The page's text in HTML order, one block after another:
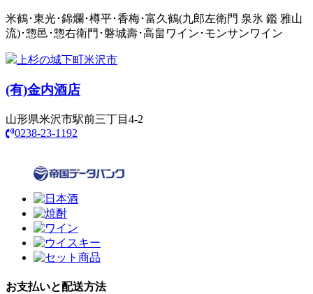
米鶴･東光･錦爛･樽平･香梅･富久鶴(九郎左衛門 泉氷 鑑 雅山
流)･惣邑･惣右衛門･磐城壽･高畠ワイン･モンサンワイン
上杉の城下町米沢市
(有)金内酒店
山形県米沢市駅前三丁目4-2
0238-23-1192
お支払いと配送方法